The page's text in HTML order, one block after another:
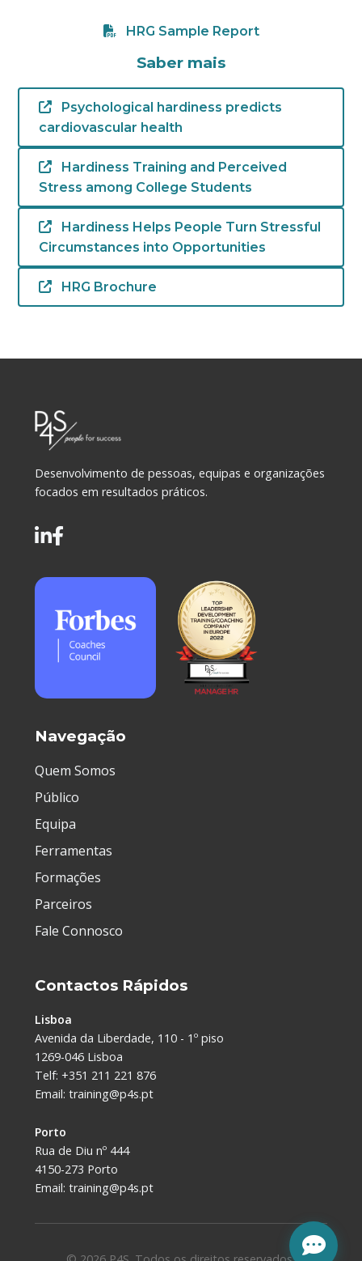
HRG Sample Report
Saber mais
Psychological hardiness predicts
cardiovascular health
Hardiness Training and Perceived
Stress among College Students
Hardiness Helps People Turn Stressful
Circumstances into Opportunities
HRG Brochure
Desenvolvimento de pessoas, equipas e organizações
focados em resultados práticos.
Navegação
Quem Somos
Público
Equipa
Ferramentas
Formações
Parceiros
Fale Connosco
Contactos Rápidos
Lisboa
Avenida da Liberdade, 110 - 1º piso
1269-046 Lisboa
Telf: +351 211 221 876
Email: training@p4s.pt
Porto
Rua de Diu nº 444
4150-273 Porto
Email: training@p4s.pt